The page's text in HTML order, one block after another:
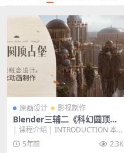
原画设计 影视制作
Blender三辅二《科幻圆顶古
堡》概念设计环境及概念动画
制作教程
| 课程介绍 | INTRODUCTION 本
套教程专注于创建一个吸引人眼球
的科...5年前 2.3K